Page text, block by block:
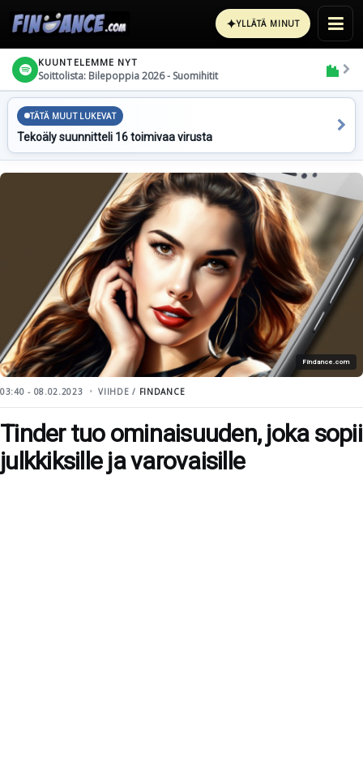
✦YLLÄTÄ MINUT
KUUNTELEMME NYT
Soittolista: Bilepoppia 2026 - Suomihitit
TÄTÄ MUUT LUKEVAT
Tekoäly suunnitteli 16 toimivaa virusta
Findance.com
03:40 - 08.02.2023 VIIHDE / FINDANCE
Tinder tuo ominaisuuden, joka sopii
julkkiksille ja varovaisille